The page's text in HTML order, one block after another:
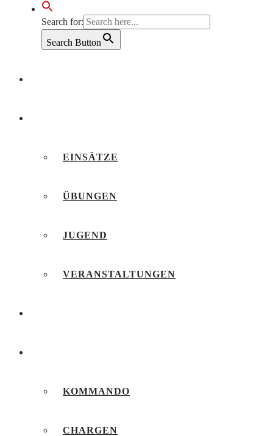
Search for:
Search Button
EINSÄTZE
ÜBUNGEN
JUGEND
VERANSTALTUNGEN
KOMMANDO
CHARGEN